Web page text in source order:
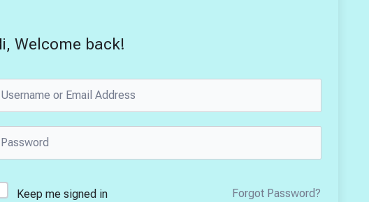
Welcome back!
Keep me signed in Forgot Password?